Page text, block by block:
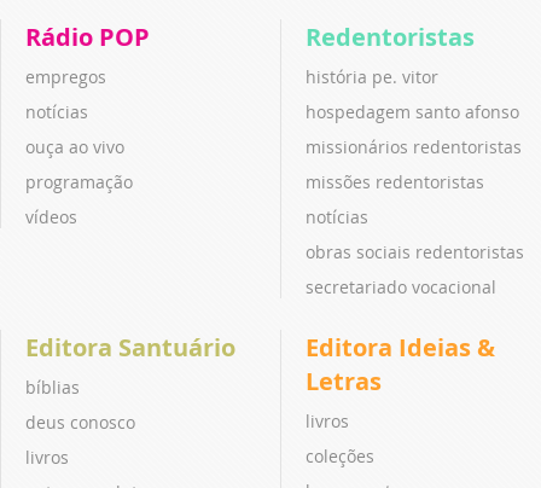
Rádio POP
empregos
notícias
ouça ao vivo
programação
vídeos
Redentoristas
história pe. vitor
hospedagem santo afonso
missionários redentoristas
missões redentoristas
notícias
obras sociais redentoristas
secretariado vocacional
Editora Santuário
bíblias
deus conosco
livros
Editora Ideias &
Letras
livros
coleções